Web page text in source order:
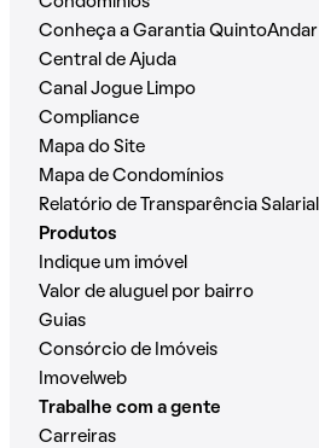
Conheça a Garantia QuintoAndar
Central de Ajuda
Canal Jogue Limpo
Compliance
Mapa do Site
Mapa de Condomínios
Relatório de Transparência Salarial
Produtos
Indique um imóvel
Valor de aluguel por bairro
Guias
Consórcio de Imóveis
Imovelweb
Trabalhe com a gente
Carreiras